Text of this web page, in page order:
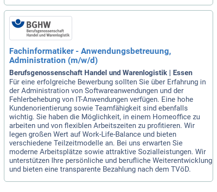
Fachinformatiker - Anwendungsbetreuung,
Administration (m/w/d)
Berufsgenossenschaft Handel und Warenlogistik | Essen
Für eine erfolgreiche Bewerbung sollten Sie über Erfahrung in
der Administration von Softwareanwendungen und der
Fehlerbehebung von IT-Anwendungen verfügen. Eine hohe
Kundenorientierung sowie Teamfähigkeit sind ebenfalls
wichtig. Sie haben die Möglichkeit, in einem Homeoffice zu
arbeiten und von flexiblen Arbeitszeiten zu profitieren. Wir
legen großen Wert auf Work-Life-Balance und bieten
verschiedene Teilzeitmodelle an. Bei uns erwarten Sie
moderne Arbeitsplätze sowie attraktive Sozialleistungen. Wir
unterstützen Ihre persönliche und berufliche Weiterentwicklung
und bieten eine transparente Bezahlung nach dem TVöD.